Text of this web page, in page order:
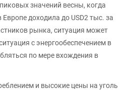
значений весны, когда
доходила до USD2 тыс. за
рынка, ситуация может
с энергообеспечением в
по мере вхождения в
и высокие цены на уголь